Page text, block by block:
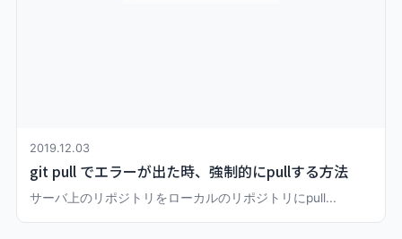
2019.12.03
git pull でエラーが出た時、強制的にpullする方法
サーバ上のリポジトリをローカルのリポジトリにpull...